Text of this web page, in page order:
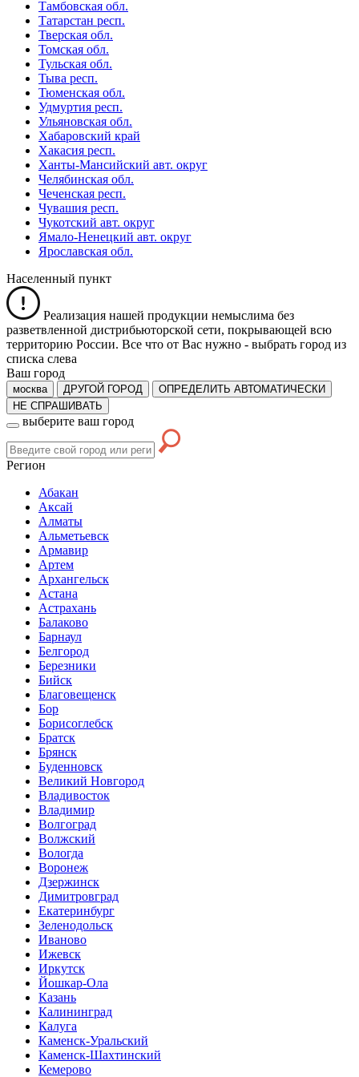
Тамбовская обл.
Татарстан респ.
Тверская обл.
Томская обл.
Тульская обл.
Тыва респ.
Тюменская обл.
Удмуртия респ.
Ульяновская обл.
Хабаровский край
Хакасия респ.
Ханты-Мансийский авт. округ
Челябинская обл.
Чеченская респ.
Чувашия респ.
Чукотский авт. округ
Ямало-Ненецкий авт. округ
Ярославская обл.
Населенный пункт
Реализация нашей продукции немыслима без
разветвленной дистрибьюторской сети, покрывающей всю
территорию России. Все что от Вас нужно - выбрать город из
списка слева
Ваш город
москва ДРУГОЙ ГОРОД
ОПРЕДЕЛИТЬ АВТОМАТИЧЕСКИ
НЕ СПРАШИВАТЬ
выберите ваш город
Регион
Абакан
Аксай
Алматы
Альметьевск
Армавир
Артем
Архангельск
Астана
Астрахань
Балаково
Барнаул
Белгород
Березники
Бийск
Благовещенск
Бор
Борисоглебск
Братск
Брянск
Буденновск
Великий Новгород
Владивосток
Владимир
Волгоград
Волжский
Вологда
Воронеж
Дзержинск
Димитровград
Екатеринбург
Зеленодольск
Иваново
Ижевск
Иркутск
Йошкар-Ола
Казань
Калининград
Калуга
Каменск-Уральский
Каменск-Шахтинский
Кемерово